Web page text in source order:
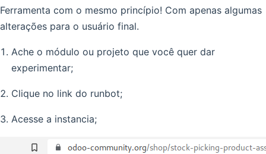
Ferramenta com o mesmo princípio! Com apenas algumas
alterações para o usuário final.
Ache o módulo ou projeto que você quer dar
experimentar;
Clique no link do runbot;
Acesse a instancia;